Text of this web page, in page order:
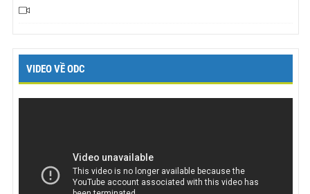
VIDEO VỀ ODC